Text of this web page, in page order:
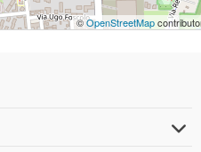
©OpenStreetMap